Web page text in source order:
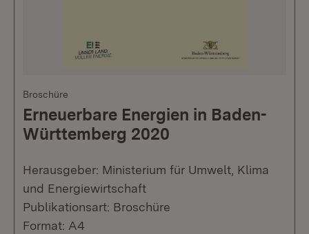
Broschüre
Erneuerbare Energien in Baden-
Württemberg 2020
Herausgeber: Ministerium für Umwelt, Klima
und Energiewirtschaft
Publikationsart: Broschüre
Format: A4